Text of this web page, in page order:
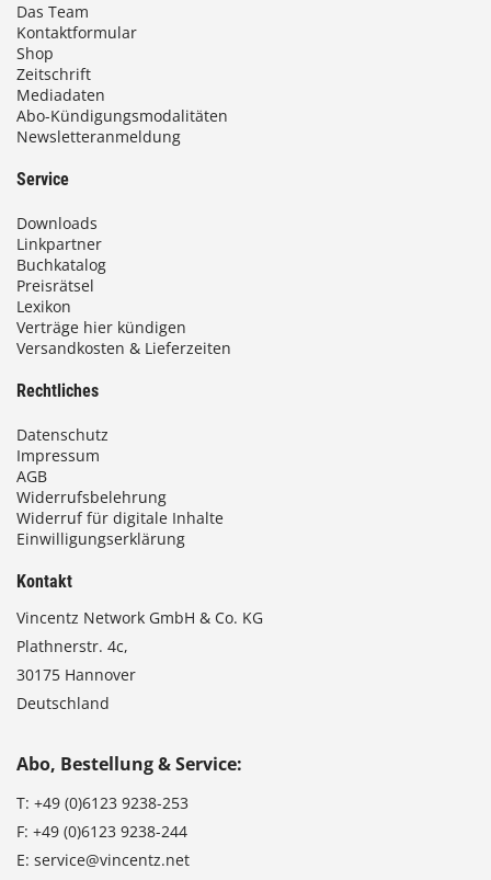
Das Team
Kontaktformular
Shop
Zeitschrift
Mediadaten
Abo-Kündigungsmodalitäten
Newsletteranmeldung
Service
Downloads
Linkpartner
Buchkatalog
Preisrätsel
Lexikon
Verträge hier kündigen
Versandkosten & Lieferzeiten
Rechtliches
Datenschutz
Impressum
AGB
Widerrufsbelehrung
Widerruf für digitale Inhalte
Einwilligungserklärung
Kontakt
Vincentz Network GmbH & Co. KG
Plathnerstr. 4c,
30175 Hannover
Deutschland
Abo, Bestellung & Service:
T: +49 (0)6123 9238-253
F: +49 (0)6123 9238-244
E: service@vincentz.net